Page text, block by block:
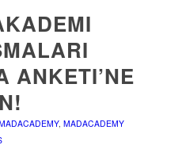
ANKETI’NE
, MADACADEMY